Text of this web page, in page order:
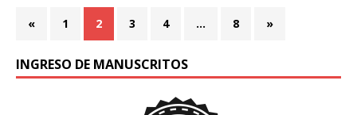
« 1 2 3 4 … 8 »
INGRESO DE MANUSCRITOS